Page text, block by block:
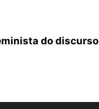
do discurso